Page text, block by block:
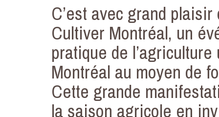
C’est avec grand
Cultiver Montréal, un
pratique de
Montréal au moyen de
Cette grande
la saison agricole en